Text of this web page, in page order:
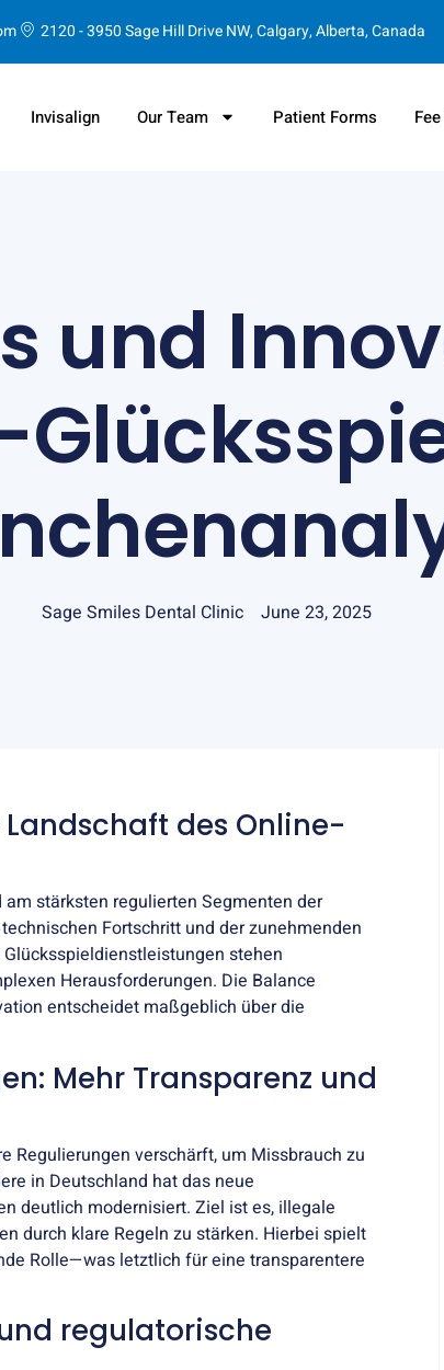
2120 - 3950 Sage Hill Drive NW, Calgary, Alberta, Canada
Invisalign Our Team Patient Forms
und
Sage Smiles Dental Clinic June 23, 2025
des Online-
stärksten regulierten Segmenten der
Fortschritt und der zunehmenden
stehen
Herausforderungen. Die Balance
entscheidet maßgeblich über die
Mehr Transparenz und
Regulierungen verschärft, um Missbrauch zu
in Deutschland hat das neue
deutlich modernisiert. Ziel ist es, illegale
durch klare Regeln zu stärken. Hierbei spielt
Rolle—was letztlich für eine transparentere
regulatorische